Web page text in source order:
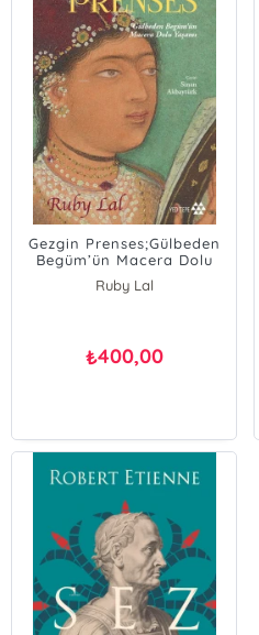
Gezgin Prenses;Gülbeden
Begüm’ün Macera Dolu
Yaşamı
Ruby Lal
₺400,00